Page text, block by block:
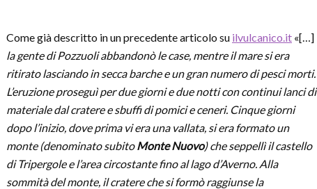
Come già descritto in un precedente articolo su ilvulcanico.it «[…]
la gente di Pozzuoli abbandonò le case, mentre il mare si era
ritirato lasciando in secca barche e un gran numero di pesci morti.
L’eruzione proseguì per due giorni e due notti con continui lanci di
materiale dal cratere e sbuffi di pomici e ceneri. Cinque giorni
dopo l’inizio, dove prima vi era una vallata, si era formato un
monte (denominato subitoMonte Nuovo) che seppellì il castello
di Tripergole e l’area circostante fino al lago d’Averno. Alla
sommità del monte, il cratere che si formò raggiunse la